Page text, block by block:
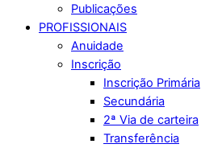
Publicações
PROFISSIONAIS
Anuidade
Inscrição
Inscrição Primária
Secundária
2ª Via de carteira
Transferência